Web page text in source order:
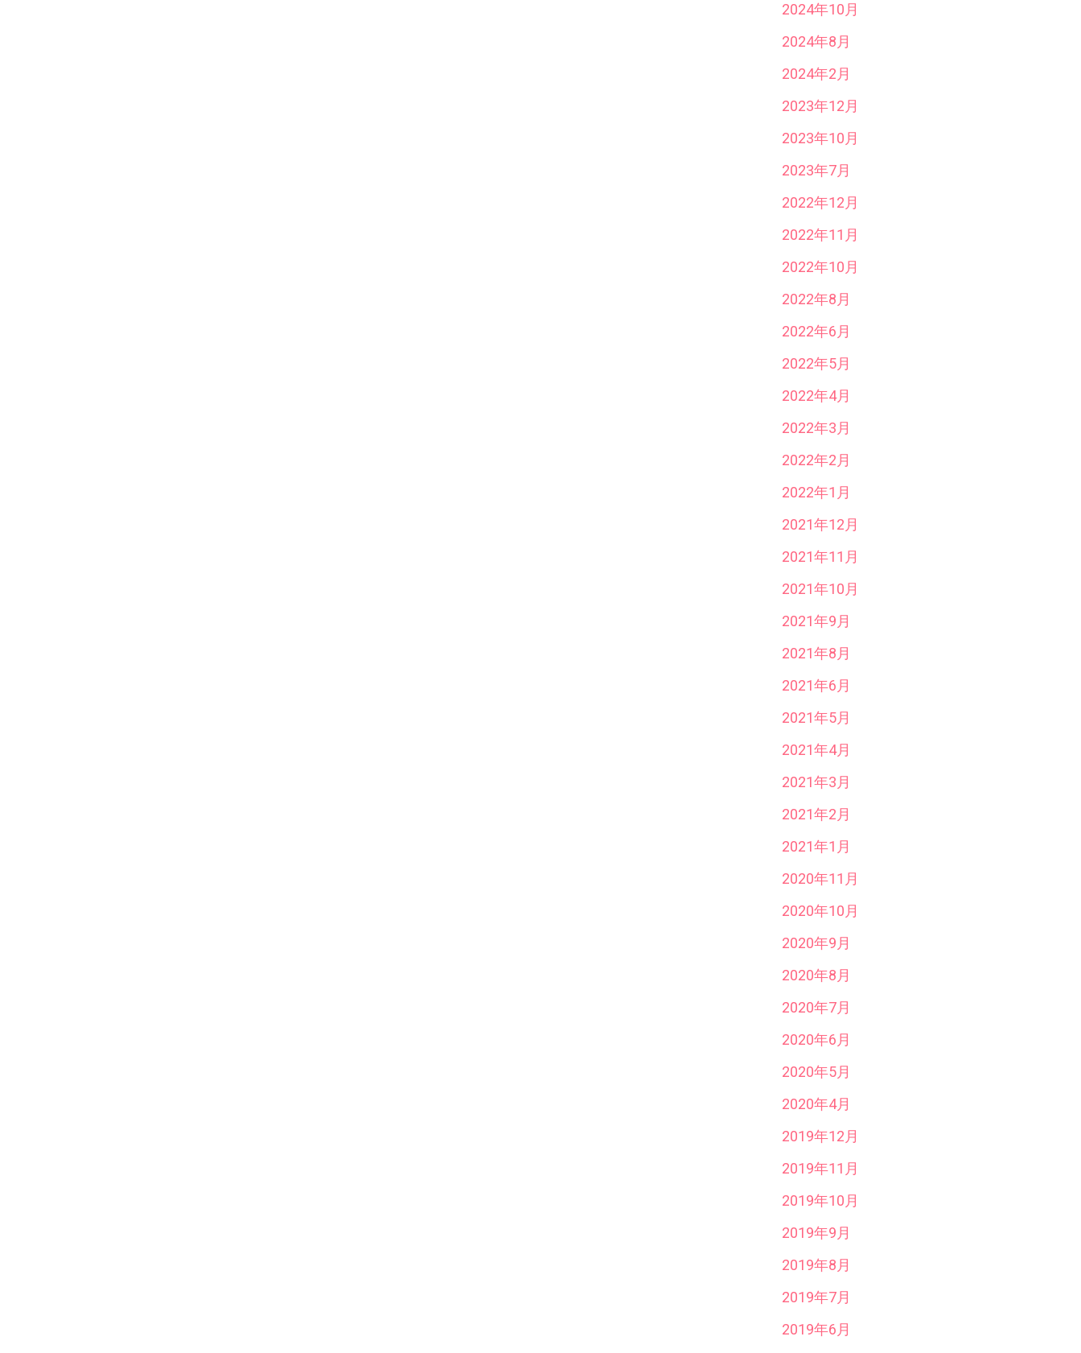
2024年10月
2024年8月
2024年2月
2023年12月
2023年10月
2023年7月
2022年12月
2022年11月
2022年10月
2022年8月
2022年6月
2022年5月
2022年4月
2022年3月
2022年2月
2022年1月
2021年12月
2021年11月
2021年10月
2021年9月
2021年8月
2021年6月
2021年5月
2021年4月
2021年3月
2021年2月
2021年1月
2020年11月
2020年10月
2020年9月
2020年8月
2020年7月
2020年6月
2020年5月
2020年4月
2019年12月
2019年11月
2019年10月
2019年9月
2019年8月
2019年7月
2019年6月